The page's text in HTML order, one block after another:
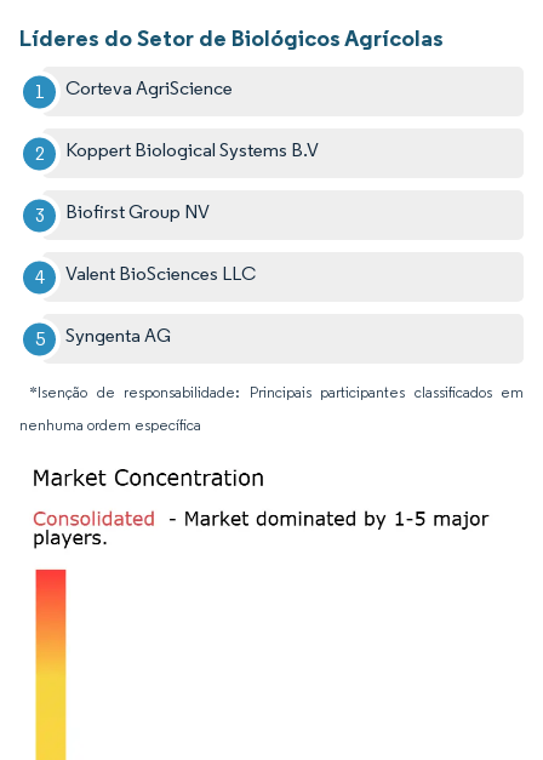
Líderes do Setor de Biológicos Agrícolas
Corteva AgriScience
Koppert Biological Systems B.V
Biofirst Group NV
Valent BioSciences LLC
Syngenta AG
*Isenção de responsabilidade: Principais participantes classificados em
nenhuma ordem específica